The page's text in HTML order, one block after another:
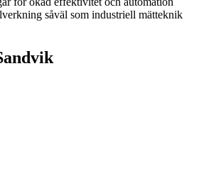
såväl som industriell mätteknik